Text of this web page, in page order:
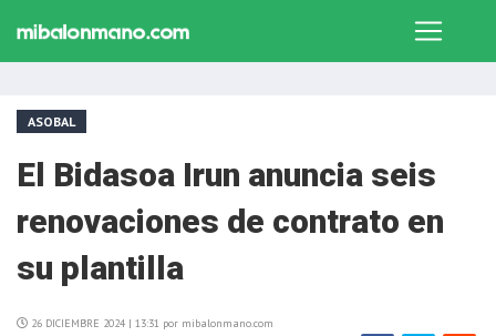
ASOBAL
El Bidasoa Irun anuncia seis
renovaciones de contrato en
su plantilla
26 DICIEMBRE 2024 | 13:31 por mibalonmano.com